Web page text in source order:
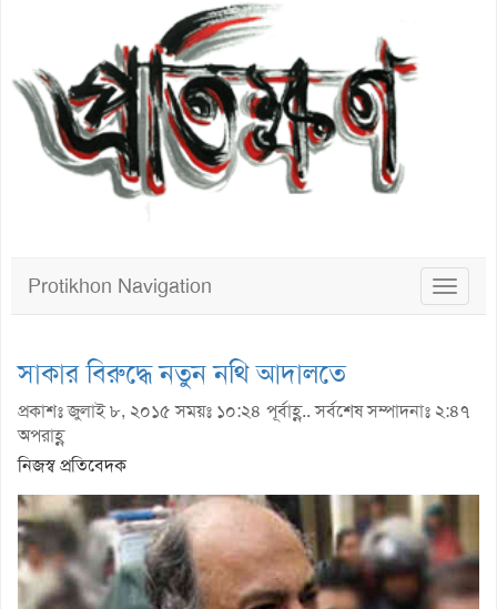
Toggle
Protikhon Navigation
সাকার বিরুদ্ধে নতুন নথি আদালতে
প্রকাশঃ জুলাই ৮, ২০১৫ সময়ঃ ১০:২৪ পূর্বাহ্ণ.. সর্বশেষ সম্পাদনাঃ ২:৪৭
অপরাহ্ণ
নিজস্ব প্রতিবেদক